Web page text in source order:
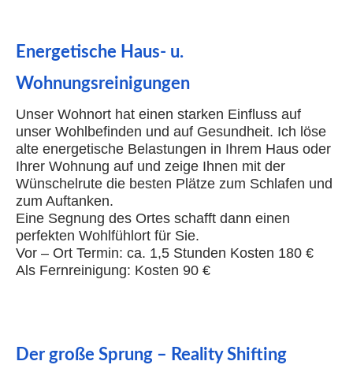
Energetische Haus- u.
Wohnungsreinigungen
Unser Wohnort hat einen starken Einfluss auf
unser Wohlbefinden und auf Gesundheit. Ich löse
alte energetische Belastungen in Ihrem Haus oder
Ihrer Wohnung auf und zeige Ihnen mit der
Wünschelrute die besten Plätze zum Schlafen und
zum Auftanken.
Eine Segnung des Ortes schafft dann einen
perfekten Wohlfühlort für Sie.
Vor – Ort Termin: ca. 1,5 Stunden Kosten 180 €
Als Fernreinigung: Kosten 90 €
Der große Sprung – Reality Shifting